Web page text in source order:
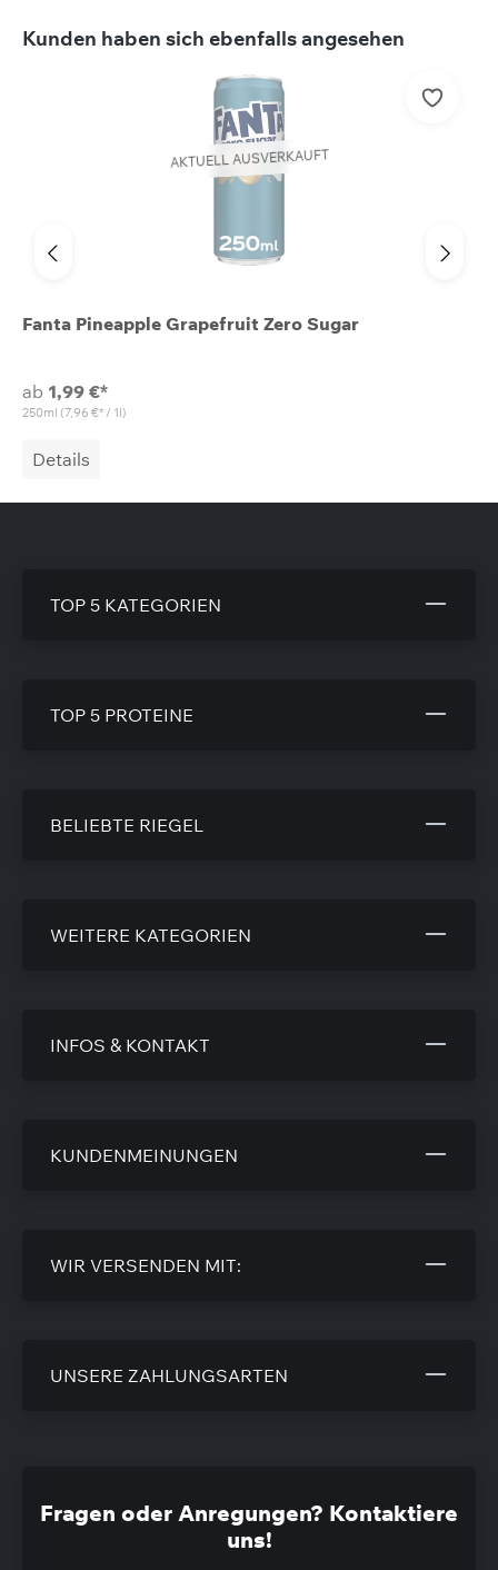
Produktgalerie überspringen
Kunden haben sich ebenfalls angesehen
AKTUELL AUSVERKAUFT
Fanta Pineapple Grapefruit Zero Sugar
ab 1,99 €*
250ml (7,96 €* / 1l)
Details
TOP 5 KATEGORIEN
TOP 5 PROTEINE
BELIEBTE RIEGEL
WEITERE KATEGORIEN
INFOS & KONTAKT
KUNDENMEINUNGEN
WIR VERSENDEN MIT:
UNSERE ZAHLUNGSARTEN
Fragen oder Anregungen? Kontaktiere
uns!